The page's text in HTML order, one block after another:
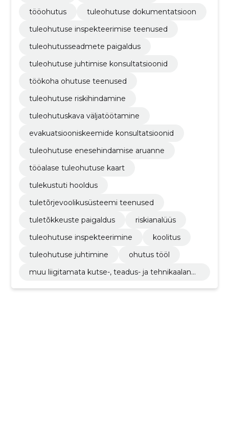
tööohutus
tuleohutuse dokumentatsioon
tuleohutuse inspekteerimise teenused
tuleohutusseadmete paigaldus
tuleohutuse juhtimise konsultatsioonid
töökoha ohutuse teenused
tuleohutuse riskihindamine
tuleohutuskava väljatöötamine
evakuatsiooniskeemide konsultatsioonid
tuleohutuse enesehindamise aruanne
tööalase tuleohutuse kaart
tulekustuti hooldus
tuletõrjevoolikusüsteemi teenused
tuletõkkeuste paigaldus
riskianalüüs
tuleohutuse inspekteerimine
koolitus
tuleohutuse juhtimine
ohutus tööl
muu liigitamata kutse-, teadus- ja tehnikaalane